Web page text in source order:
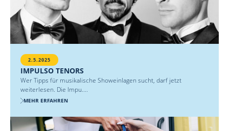
2.5.2025
IMPULSO TENORS
Wer Tipps für musikalische Showeinlagen sucht, darf jetzt
weiterlesen. Die Impu....
MEHR ERFAHREN